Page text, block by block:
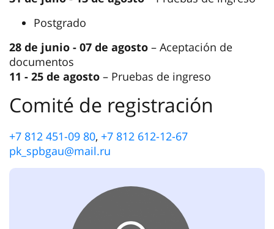
18 de junio - 10 de julio– para quienes realizan
exámenes internos
24 de julio
Pruebas de ingreso –11 al 24 de julio
Maestría
28 de junio - 30 de julio – Aceptación de
31 de julio - 13 de agosto– Pruebas de ingreso
Postgrado
28 de junio - 07 de agosto– Aceptación de
11 - 25 de agosto
– Pruebas de ingreso